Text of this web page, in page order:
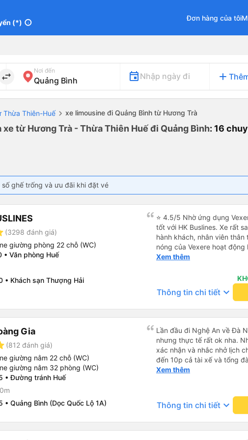
(*) info
Đơn hàng của tôi
import_export
Nơi đến
Nhập ngày đi add
Thừa Thiên-Huế xe limousine đi Quảng Bình từ Hương Trà
từ Hương Trà - Thừa Thiên Huế đi Quảng Bình: 16
ghế trống và ưu đãi khi đặt vé
(3298 đánh giá)
giường phòng 22 chỗ (WC)
• Văn phòng Huế
• Khách sạn Thượng Hải
⭐ 4.5/5 Nhờ ứng dụng
tốt với HK Buslines. Xe rất
hành khách, nhân viên
nóng của Vexere hoạt
với khách hàng. Nhược
quay lại, điều này có thể
vì điểm trả khách chỉ ở
không phải ở nhà tôi :) Ưu
đánh giá 4.5 sao cho cả
Tôi hy vọng ứng dụng và
mang đến nhiều tiện ích
có app Vexere mà mình
tô của HK Buslines khá ổn.
cabin riêng, nhân viên phục
quá nhanh, chọn dễ dàng
sửa, dẫn đến nguy cơ bị
hàng, chỉ tại văn phòng đại
Điểm cộng: Xe xuất bến và
Xem thêm
Thông tin chi tiết keyboard_arrow_down
Gia
(812 đánh giá)
giường nằm 22 chỗ (WC)
giường nằm 32 phòng (WC)
• Đường tránh Huế
• Quảng Bình (Dọc Quốc Lộ 1A)
Lần đầu đi Nghệ An về Đà
nhưng thực tế rất ok nha. Nhà xe thân thiện, tổng đài gọi
xác nhận và nhắc nhở lịch
đến 10p cả tài xế và tổng
số xe và số điện thoại tài xế
đến ĐN sớm gần 1 tiếng so với
sau có nhu cầu sẽ chọn
Xem thêm
Thông tin chi tiết keyboard_arrow_down